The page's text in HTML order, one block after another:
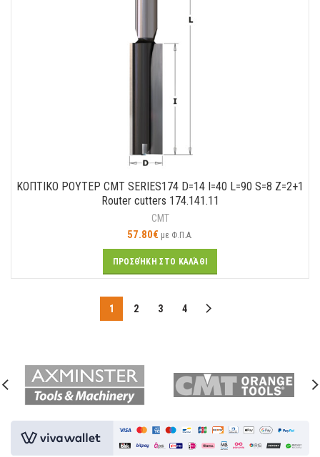
ΚΟΠΤΙΚO ΡΟΥΤΕΡ CMT SERIES174 D=14 I=40 L=90 S=8 Z=2+1
Router cutters 174.141.11
CMT
57.80€ με Φ.Π.Α.
ΠΡΟΣΘΉΚΗ ΣΤΟ ΚΑΛΆΘΙ
1 2 3 4